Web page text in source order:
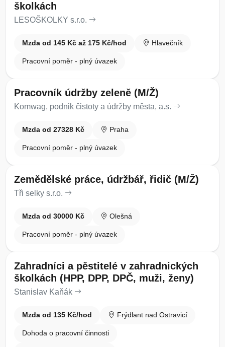
školkách
LESOŠKOLKY s.r.o.
Mzda od 145 Kč až 175 Kč/hod Hlavečník
Pracovní poměr - plný úvazek
Pracovník údržby zeleně (M/Ž)
Komwag, podnik čistoty a údržby města, a.s.
Mzda od 27328 Kč Praha
Pracovní poměr - plný úvazek
Zemědělské práce, údržbář, řidič (M/Ž)
Tři selky s.r.o.
Mzda od 30000 Kč Olešná
Pracovní poměr - plný úvazek
Zahradníci a pěstitelé v zahradnických
školkách (HPP, DPP, DPČ, muži, ženy)
Stanislav Kaňák
Mzda od 135 Kč/hod Frýdlant nad Ostravicí
Dohoda o pracovní činnosti